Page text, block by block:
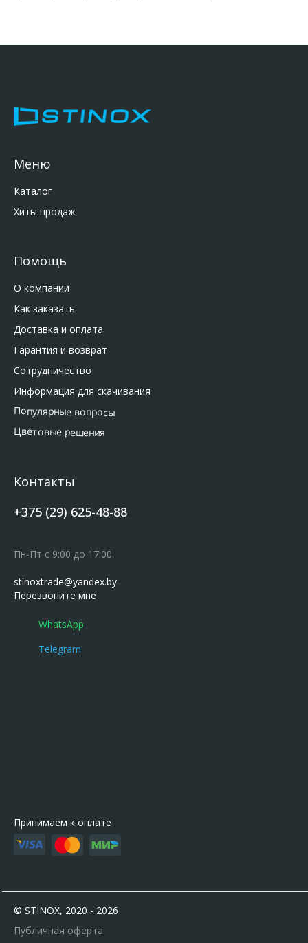
+375 (29) 625-48-88
Каталог
Хиты продаж
О компании
Перезвоните мне
Доставка и оплата
Гарантия и возврат
Сотрудничество
Информация для скачивания
Популярные вопросы
Публичная оферта
Как заказать
© STINOX, 2020 - 2026
Пн-Пт с 9:00 до 17:00
Меню
Помощь
Контакты
Принимаем к оплате
WhatsApp
Telegram
Цветовые решения
stinoxtrade@yandex.by